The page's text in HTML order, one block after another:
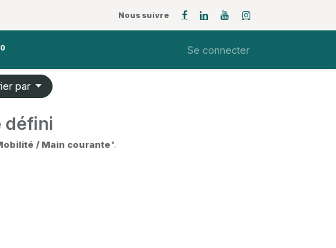
Nous suivre
0 Se connecter
par
défini
/ Main courante".